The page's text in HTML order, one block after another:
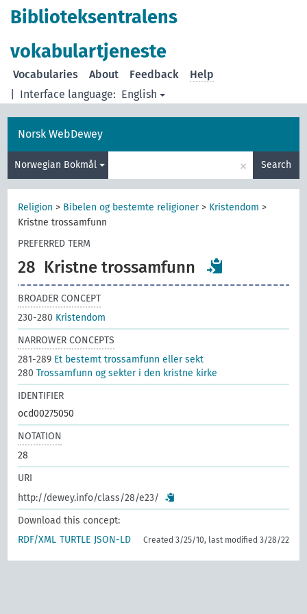
Biblioteksentralens
vokabulartjeneste
Interface language: English
Vocabularies About Feedback Help
Norsk WebDewey
Norwegian Bokmål × Search
Religion > Bibelen og bestemte religioner> Kristendom >
Kristne trossamfunn
PREFERRED TERM
28 Kristne trossamfunn
BROADER CONCEPT
230-280 Kristendom
NARROWER CONCEPTS
281-289 Et bestemt trossamfunn eller sekt
280Trossamfunn og sekter i den kristne kirke
IDENTIFIER
ocd00275050
NOTATION
28
URI
http://dewey.info/class/28/e23/
Download this concept:
RDF/XML TURTLE JSON-LD Created 3/25/10, last modified 3/28/22